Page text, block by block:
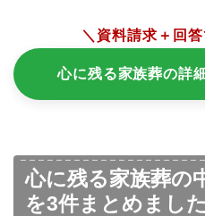
＼資料請求＋回
心に残る家族葬の詳
心に残る家族葬の
を3件まとめました